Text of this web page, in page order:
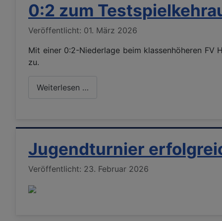
0:2 zum
Details
Veröffentlicht: 01. März 2026
Mit einer 0:2-Niederlage beim klassenhöheren FV
zu.
Weiterlesen …
Jugendturnier
Details
Veröffentlicht: 23. Februar 2026